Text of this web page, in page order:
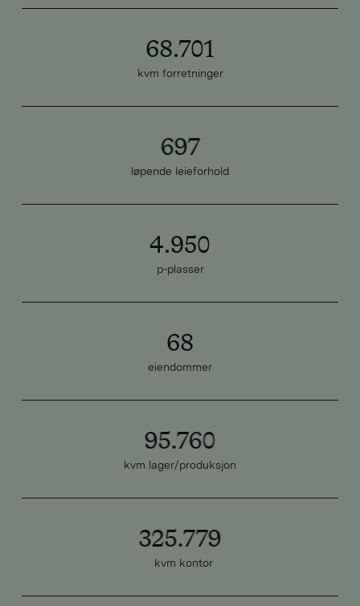
68.701
kvm forretninger
697
løpende leieforhold
4.950
p-plasser
68
eiendommer
95.760
kvm lager/produksjon
325.779
kvm kontor